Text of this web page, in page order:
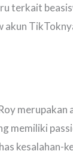
terkait
akun
memiliki
kesalahan-